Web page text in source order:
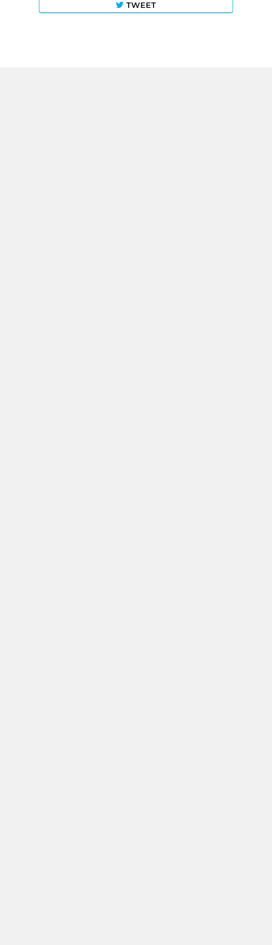
TWEET